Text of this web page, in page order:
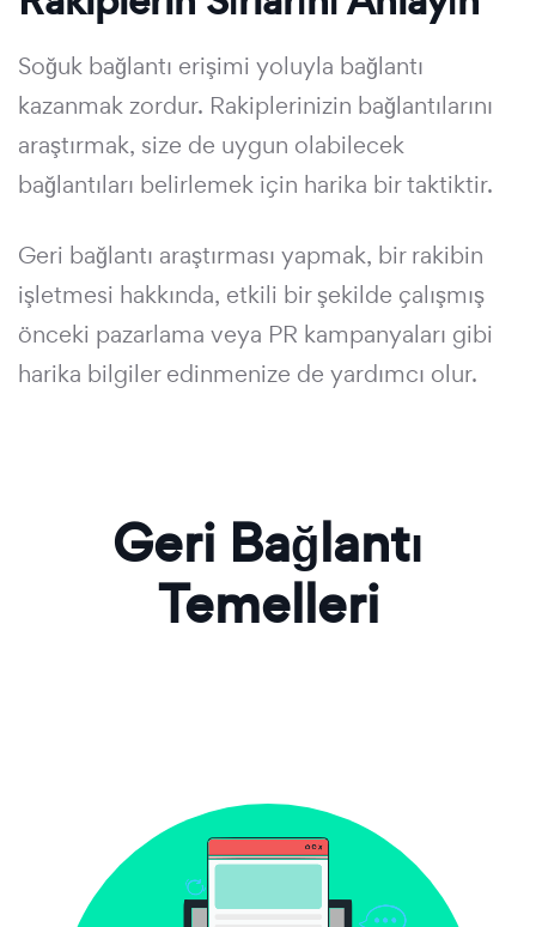
Soğuk bağlantı erişimi yoluyla bağlantı
kazanmak zordur. Rakiplerinizin bağlantılarını
araştırmak, size de uygun olabilecek
bağlantıları belirlemek için harika bir taktiktir.
Geri bağlantı araştırması yapmak, bir rakibin
işletmesi hakkında, etkili bir şekilde çalışmış
önceki pazarlama veya PR kampanyaları gibi
harika bilgiler edinmenize de yardımcı olur.
Geri Bağlantı
Temelleri